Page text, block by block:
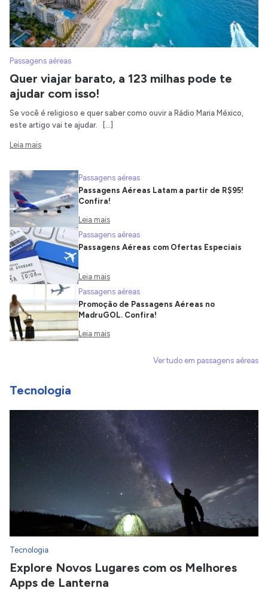
Passagens aéreas
Quer viajar barato, a 123 milhas pode te
ajudar com isso!
Se você é religioso e quer saber como ouvir a Rádio Maria México,
este artigo vai te ajudar. […]
Leia mais
Passagens aéreas
Passagens Aéreas Latam a partir de R$95!
Confira!
Leia mais
Passagens aéreas
Passagens Aéreas com Ofertas Especiais
Leia mais
Passagens aéreas
Promoção de Passagens Aéreas no
MadruGOL. Confira!
Leia mais
Ver tudo em passagens aéreas
Tecnologia
Tecnologia
Explore Novos Lugares com os Melhores
Apps de Lanterna